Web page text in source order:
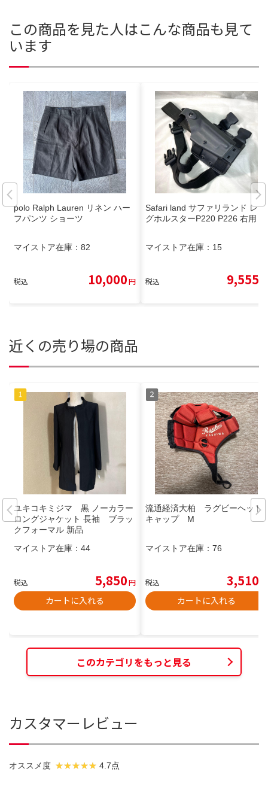
この商品を見た人はこんな商品も見て
います
polo Ralph Lauren リネン ハー
フパンツ ショーツ
マイストア在庫： 82
税込 10,000円
Safari land サファリランド レッ
グホルスターP220 P226 右用
マイストア在庫： 15
税込 9,555
近くの売り場の商品
ユキコキミジマ 黒 ノーカラー
ロングジャケット 長袖 ブラッ
クフォーマル 新品
マイストア在庫： 44
税込 5,850円
カートに入れる
流通経済大柏 ラグビーヘッド
キャップ M
マイストア在庫： 76
税込 3,510
カートに入れる
このカテゴリをもっと見る
カスタマーレビュー
オススメ度 4.7点